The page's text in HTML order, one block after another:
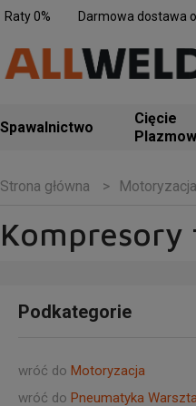
Raty 0% Darmowa dostawa
Spawalnictwo
Strona główna Motoryzacja
Kompresory
Podkategorie
wróć do Motoryzacja
wróć do Pneumatyka